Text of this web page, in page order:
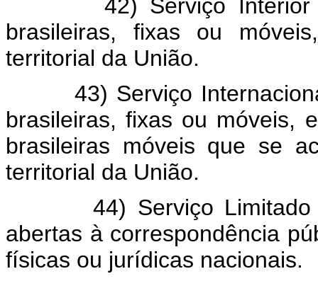
42) Serviço Interior - é
brasileiras, fixas ou
territorial da União.
43) Serviço Internacional
brasileiras, fixas ou móveis,
brasileiras móveis que se
territorial da União.
44) Serviço Limitado -
abertas à correspondência
físicas ou jurídicas nacionais.